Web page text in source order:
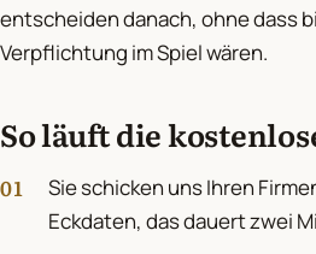
entscheiden danach, ohne dass
Verpflichtung im Spiel wären.
So läuft die
Sie schicken uns Ihren
Eckdaten, das dauert zwei